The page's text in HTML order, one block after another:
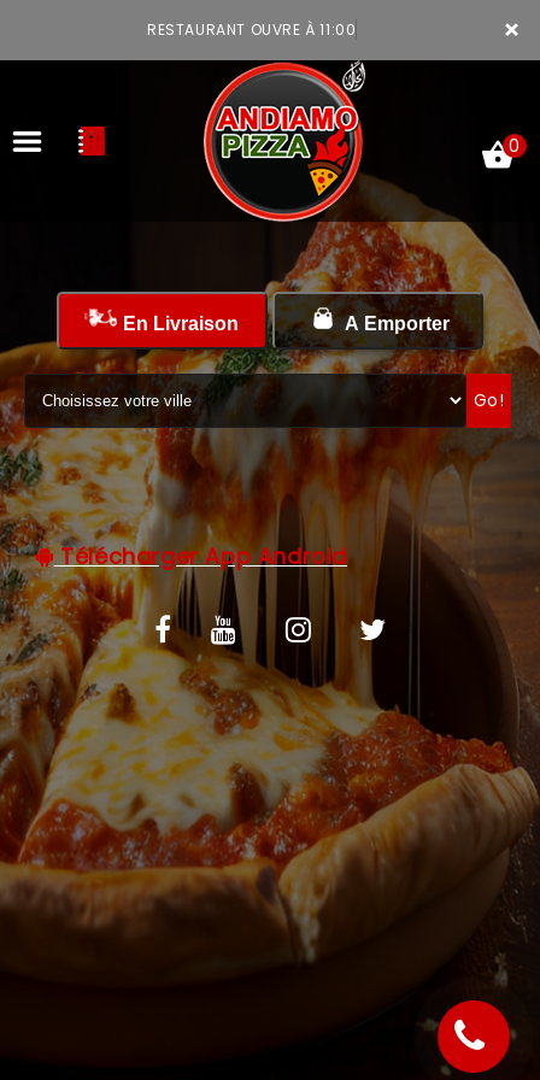
×
RESTAURANT OUVRE À 11:00
LA CARTE
VOTRE COMPTE
NOTRE RESTAURANT
VOS AVIS
MENTIONS LÉGALES
C.G.V
0
En Livraison A Emporter
Go!
Télécharger App Android